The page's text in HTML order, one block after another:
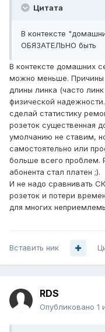
Цитата
В контексте
ОБЯЗАТЕЛЬНО быть
В контексте домашних
можно меньше. Причины
длины линка (часто
физической
сделай статистику
розеток существенная
умолчанию не ставим,
самостоятельно или
больше всего проблем.
абонента стал платен ;).
И не надо сравнивать
розеток и потери
для многих
Вставить ник
RDS
Опубликовано 1